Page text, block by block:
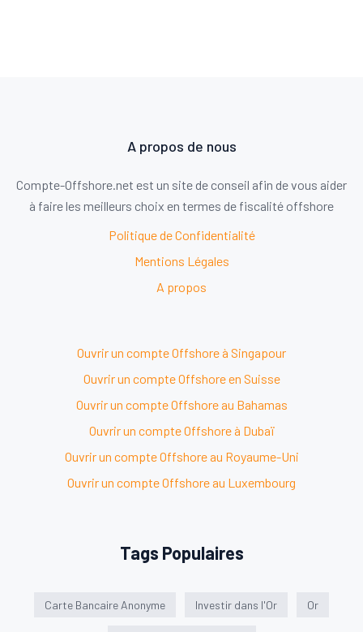
A propos de nous
Compte-Offshore.net est un site de conseil afin de vous aider
à faire les meilleurs choix en termes de fiscalité offshore
Politique de Confidentialité
Mentions Légales
A propos
Ouvrir un compte Offshore à Singapour
Ouvrir un compte Offshore en Suisse
Ouvrir un compte Offshore au Bahamas
Ouvrir un compte Offshore à Dubaï
Ouvrir un compte Offshore au Royaume-Uni
Ouvrir un compte Offshore au Luxembourg
Tags Populaires
Carte Bancaire Anonyme Investir dans l'Or Or